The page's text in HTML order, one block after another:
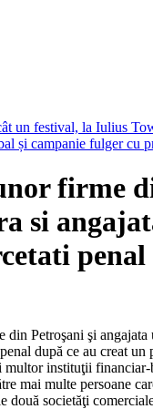
un festival, la Iulius
și campanie fulger cu
firme
si
penal
din Petroşani şi angajata
după ce au creat un
instituţii financiar-
mai multe persoane
două societăţi